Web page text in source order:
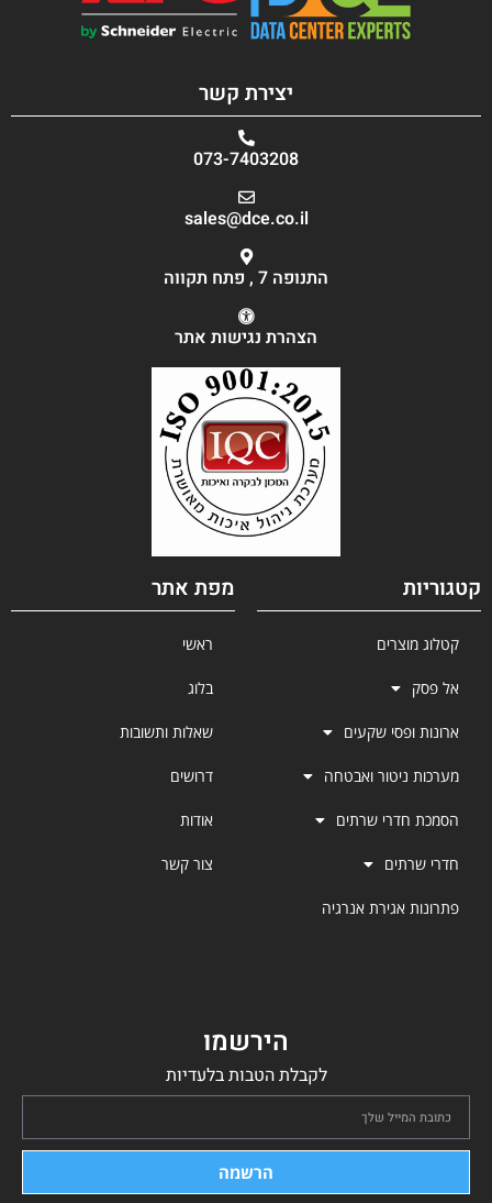
יצירת קשר
073-7403208
sales@dce.co.il
התנופה 7 , פתח תקווה
הצהרת נגישות אתר
קטלוג מוצרים
אל פסק
ארונות ופסי שקעים
מערכות ניטור ואבטחה
הסמכת חדרי שרתים
חדרי שרתים
פתרונות אגירת אנרגיה
מפת אתר
ראשי
בלוג
שאלות ותשובות
דרושים
אודות
צור קשר
הירשמו
לקבלת הטבות בלעדיות
הרשמה